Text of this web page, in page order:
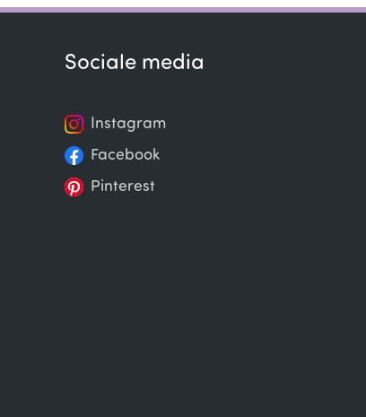
Sociale media
Instagram
Facebook
Pinterest